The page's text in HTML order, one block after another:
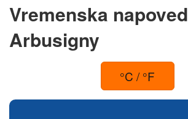
Vremenska napoved
Arbusigny
°C / °F